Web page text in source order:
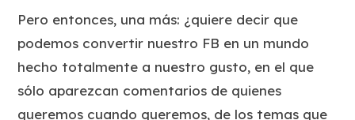
Pero entonces, una más: ¿quiere decir que
podemos convertir nuestro FB en un mundo
hecho totalmente a nuestro gusto, en el que
sólo aparezcan comentarios de quienes
queremos cuando queremos, de los temas que